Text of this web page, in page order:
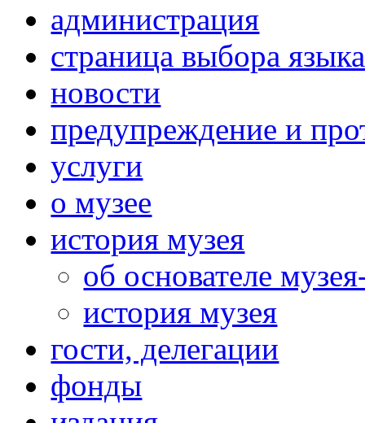
администрация
страница выбора языка
новости
предупреждение и
услуги
о музее
история музея
об основателе
история музея
гости, делегации
фонды